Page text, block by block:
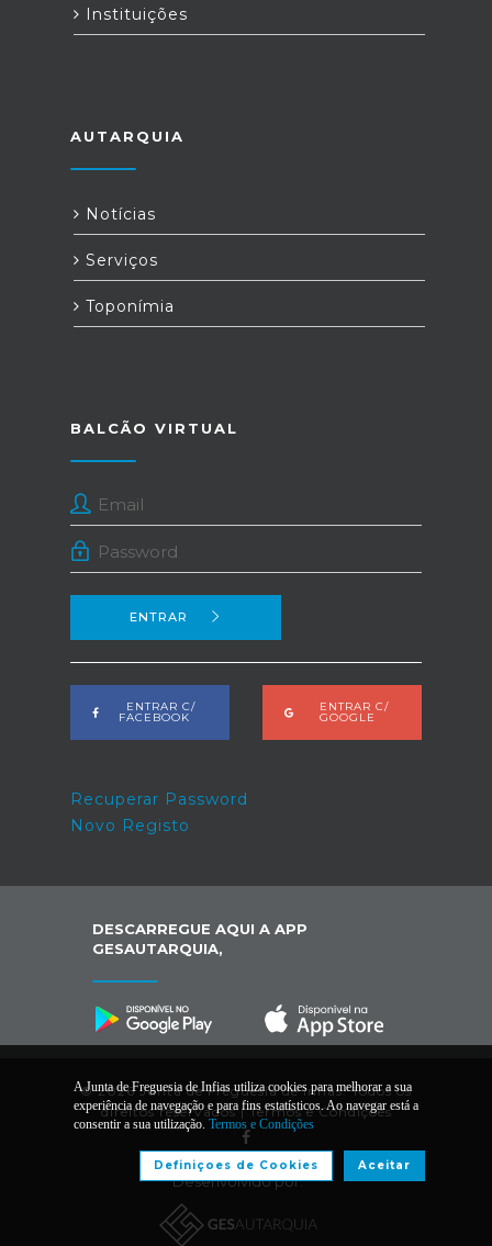
Instituições
AUTARQUIA
Notícias
Serviços
Toponímia
BALCÃO VIRTUAL
ENTRAR
ENTRAR C/
FACEBOOK
ENTRAR C/
GOOGLE
Recuperar Password
Novo Registo
DESCARREGUE AQUI A APP
GESAUTARQUIA,
© 2026 Junta de Freguesia de Infias. Todos os
direitos reservados |Termos e Condições
Desenvolvido por:
A Junta de Freguesia de Infias utiliza cookies para melhorar a sua
experiência de navegação e para fins estatísticos. Ao navegar está a
consentir a sua utilização. Termos e Condições
Aceitar
Definiçoes de Cookies